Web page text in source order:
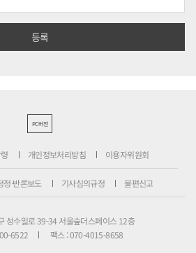
PC버전
개인정보처리방침 이용자위원회
정·반론보도 기사심의규정 불편신고
성수일로 39-34 서울숲더스페이스 12층
6522
팩스 : 070-4015-8658